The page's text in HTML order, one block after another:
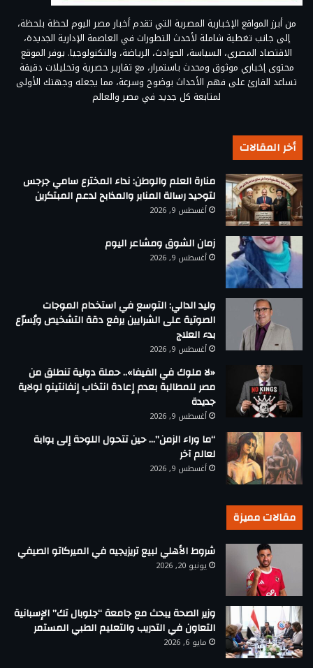
من أبرز المواقع الإخبارية المصرية التي تقدم أخبار مصر اليوم لحظة بلحظة،
إلى جانب تغطية شاملة لأحدث التطورات في العاصمة الإدارية الجديدة،
الاقتصاد المصري، السياسة، الحوادث، الرياضة، والتكنولوجيا. يوفر الموقع
محتوى إخباري موثوق ومحدث باستمرار، مع تقارير حصرية وتحليلات دقيقة
تساعد القارئ على فهم الأحداث بوضوح وسرعة، مما يجعله وجهتك الأولى
لمتابعة كل جديد في مصر والعالم
أخر المقالات
منارة العلم والوطن: نداء المخترع سامي جرجس
لتوحيد رسالة المنابر والمذابح لدعم المبتكرين
أغسطس 9, 2026
زمان الشوق ومشاعر اليوم
أغسطس 9, 2026
وليد الدالي: التوسع في استخدام الموجات
الصوتية على الشرايين يرفع دقة التشخيص ويُسرّع
بدء العلاج
أغسطس 9, 2026
«لا ملوك في الفيفا».. حملة دولية تنطلق من
مصر للمطالبة بعدم إعادة انتخاب إنفانتينو لولاية
جديدة
أغسطس 9, 2026
“ما وراء الزمن”… حين تتحول اللوحة إلى بوابة
لعالم آخر
أغسطس 9, 2026
مقالات مميزة
شروط الأهلي لبيع تريزيجيه في الميركاتو الصيفي
يونيو 20, 2026
وزير الصحة يبحث مع جامعة “جلوبال تك” الإسبانية
التعاون في التدريب والتعليم الطبي المستمر
مايو 6, 2026